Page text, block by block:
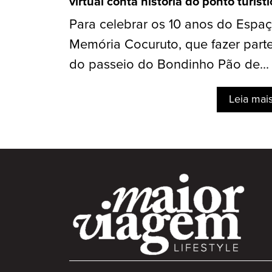
Para celebrar os 10 anos do
Memória Cocuruto, que fazer
do passeio do Bondinho Pão de...
Leia